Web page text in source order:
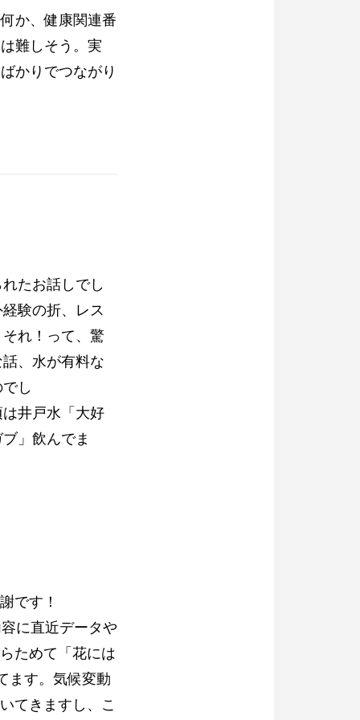
か、健康関連番
難しそう。実
かりでつながり
たお話しでし
、レス
れ！って、驚
、水が有料な
し
水「大好
」飲んでま
です！
に直近データや
ためて「花には
ます。気候変動
てきますし、こ